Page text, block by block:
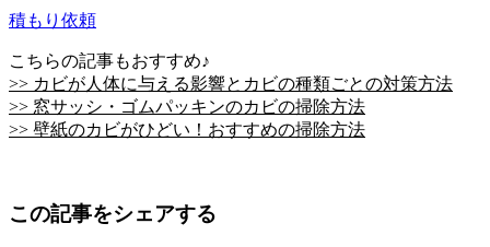
積もり依頼
こちらの記事もおすすめ♪
>> カビが人体に与える影響とカビの種類ごとの対策方法
>> 窓サッシ・ゴムパッキンのカビの掃除方法
>> 壁紙のカビがひどい！おすすめの掃除方法
この記事をシェアする